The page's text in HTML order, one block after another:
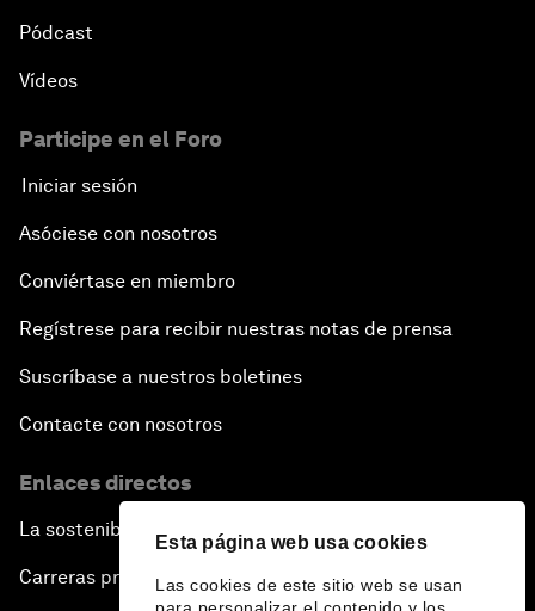
Esta página web usa cookies
Las cookies de este sitio web se usan
Pódcast
Vídeos
Participe en el Foro
Iniciar sesión
Asóciese con nosotros
Conviértase en miembro
Regístrese para recibir nuestras notas de prensa
Suscríbase a nuestros boletines
Contacte con nosotros
Enlaces directos
La sostenibilidad en el Foro
Carreras profesionales